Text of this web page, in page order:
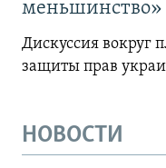
меньшинство»
Дискуссия вокруг
защиты прав
НОВОСТИ